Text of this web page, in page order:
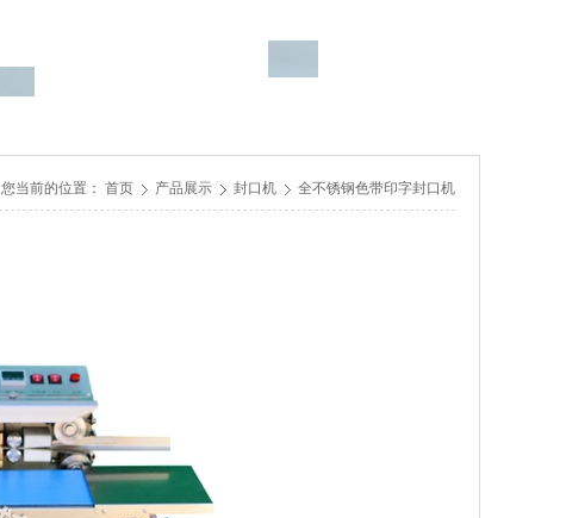
您当前的位置： 首页 产品展示 封口机 全不锈钢色带印字封口机